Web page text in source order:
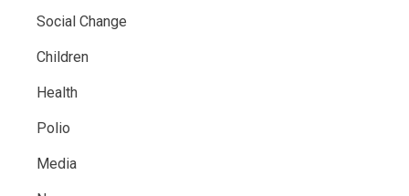
Social Change
Children
Health
Polio
Media